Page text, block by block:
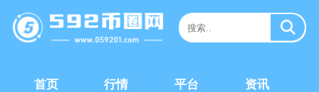
首页 行情 平台 资讯